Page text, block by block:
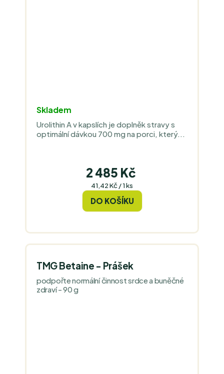
Skladem
Urolithin A v kapslích je doplněk stravy s
optimální dávkou 700 mg na porci, který...
2 485 Kč
Měrná
41,42 Kč / 1 ks
DO KOŠÍKU
TMG Betaine - Prášek
podpořte normální činnost srdce a buněčné
zdraví - 90 g